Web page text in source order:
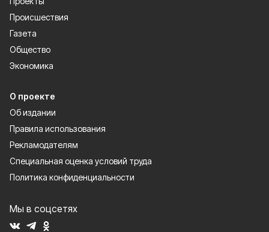
Происшествия
Газета
Общество
Экономика
О проекте
Об издании
Правила использования
Рекламодателям
Специальная оценка условий труда
Политика конфиденциальности
Мы в соцсетях